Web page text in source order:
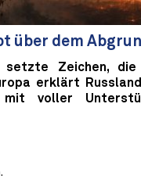
über dem
setzte Zeichen,
erklärt
voller